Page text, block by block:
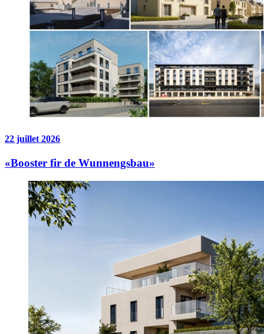
22 juillet 2026
«Booster fir de Wunnengsbau»